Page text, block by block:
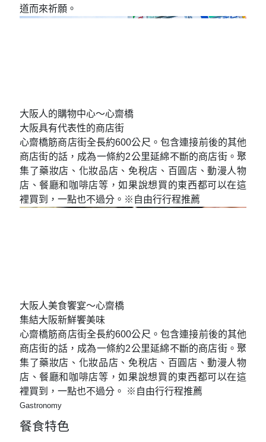
道而來祈願。
大阪人的購物中心～心齋橋
大阪具有代表性的商店街
心齋橋筋商店街全長約600公尺。包含連接前後的其他
商店街的話，成為一條約2公里延綿不斷的商店街。聚
集了藥妝店、化妝品店、免稅店、百圓店、動漫人物
店、餐廳和咖啡店等，如果說想買的東西都可以在這
裡買到，一點也不過分。※自由行行程推薦
大阪人美食饗宴～心齋橋
集結大阪新鮮饗美味
心齋橋筋商店街全長約600公尺。包含連接前後的其他
商店街的話，成為一條約2公里延綿不斷的商店街。聚
集了藥妝店、化妝品店、免稅店、百圓店、動漫人物
店、餐廳和咖啡店等，如果說想買的東西都可以在這
裡買到，一點也不過分。 ※自由行行程推薦
Gastronomy
餐食特色